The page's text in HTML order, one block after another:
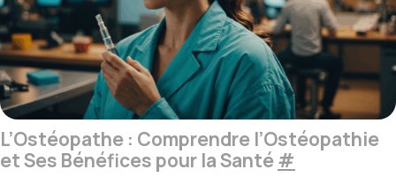
L’Ostéopathe : Comprendre l’Ostéopathie
et Ses Bénéfices pour la Santé #